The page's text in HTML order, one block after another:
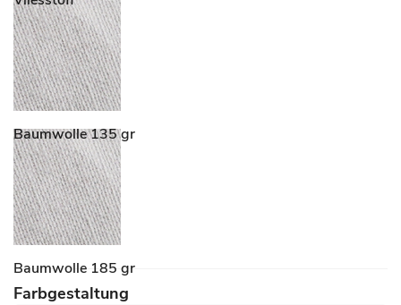
Baumwolle 135 gr
Baumwolle 185 gr
Farbgestaltung